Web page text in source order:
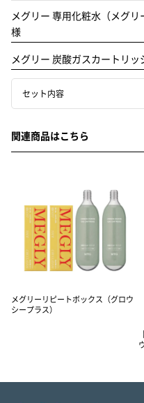
メグリー 専用化粧水（メグ
様
メグリー 炭酸ガスカートリッ
セット内容
関連商品はこちら
メグリーリピートボックス（グロウ
シープラス）